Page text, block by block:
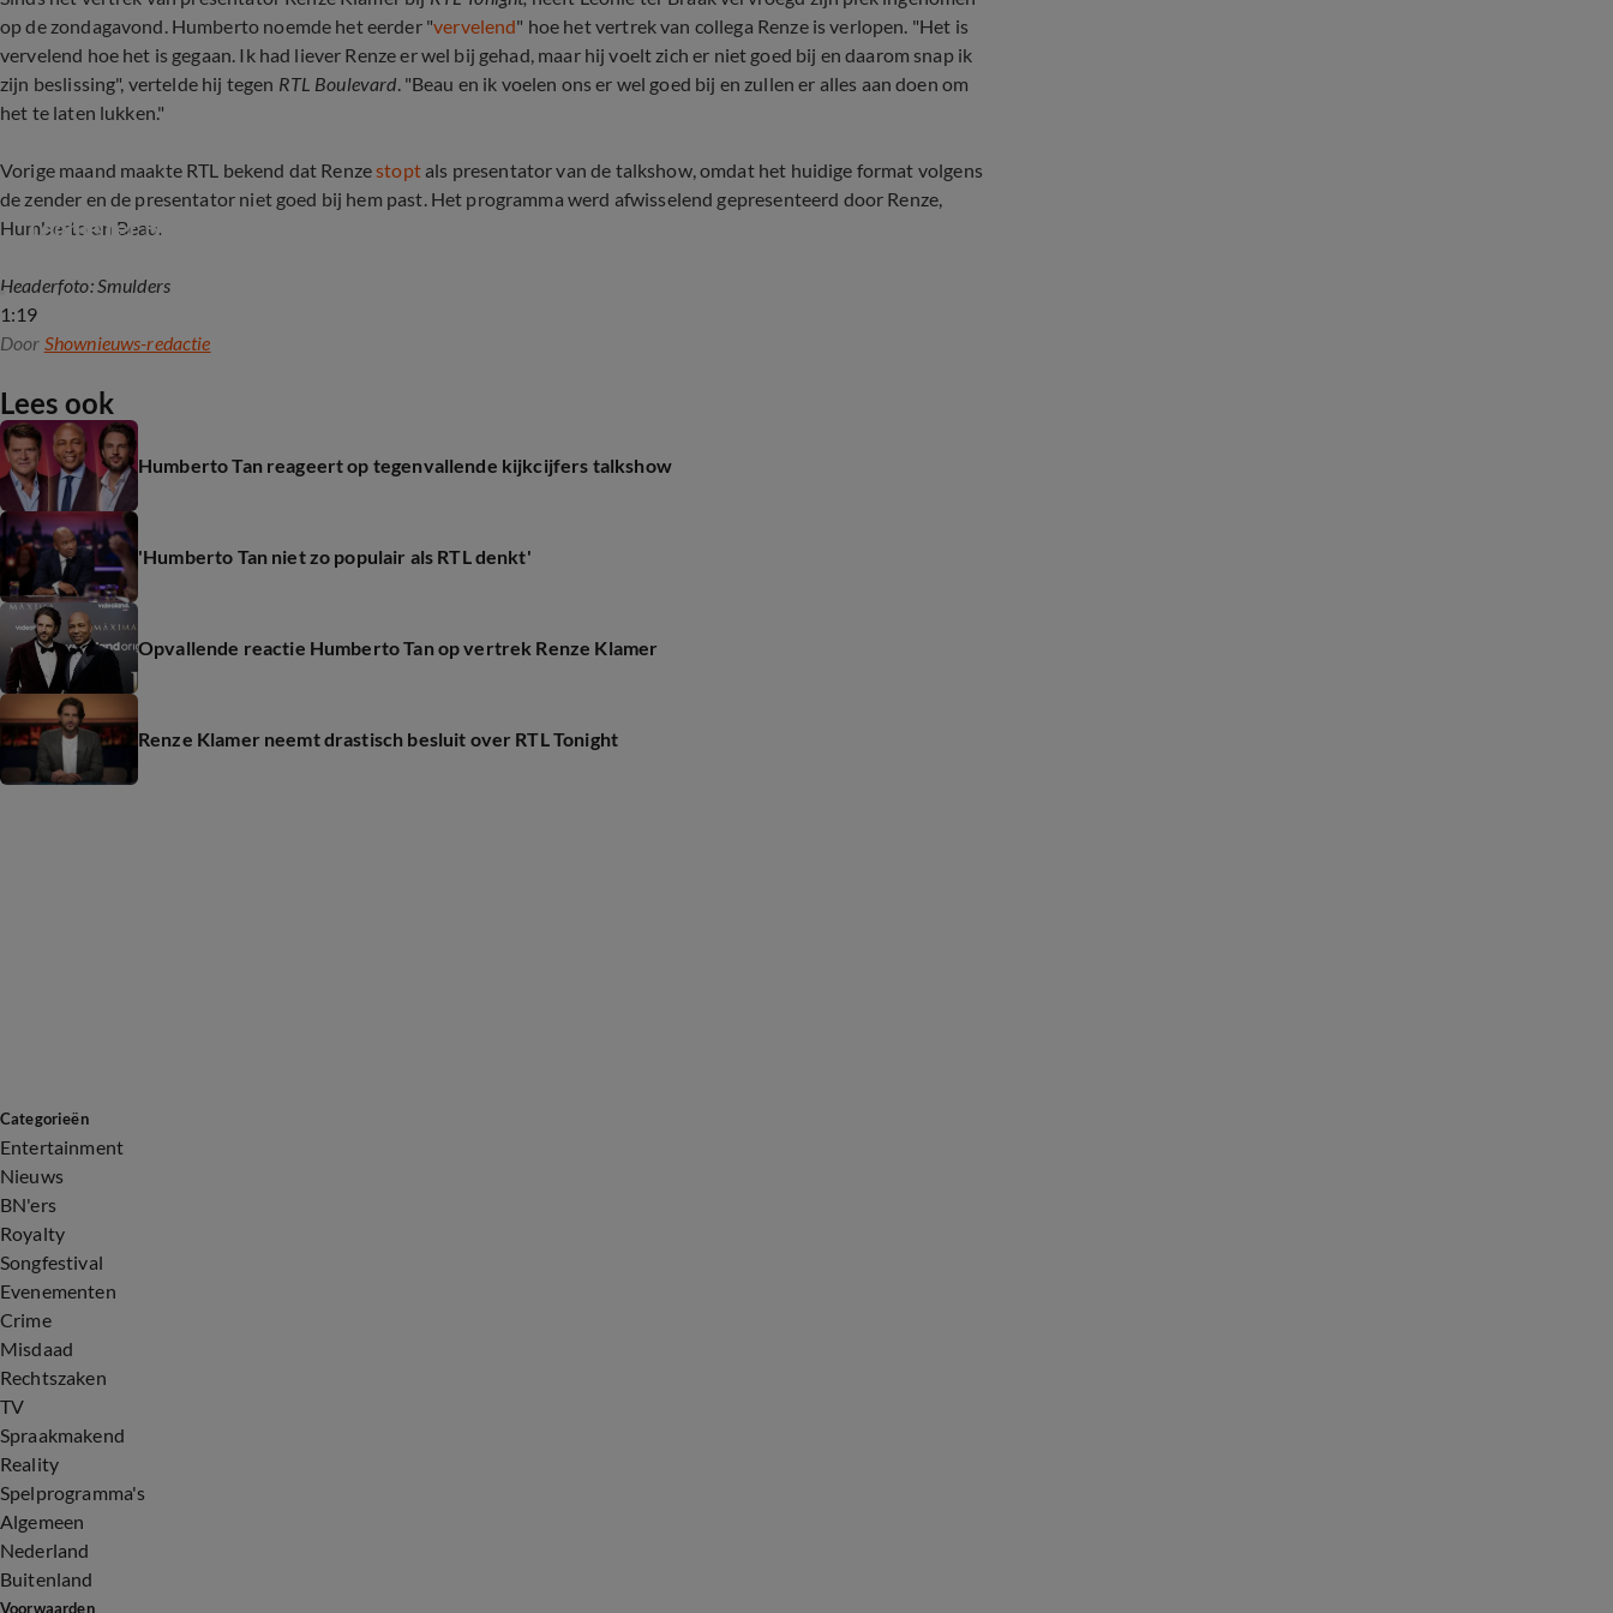
op de zondagavond. Humberto noemde het eerder "vervelend" hoe het vertrek van collega Renze is verlopen. "Het is
vervelend hoe het is gegaan. Ik had liever Renze er wel bij gehad, maar hij voelt zich er niet goed bij en daarom snap ik
zijn beslissing", vertelde hij tegen RTL Boulevard. "Beau en ik voelen ons er wel goed bij en zullen er alles aan doen om
het te laten lukken."
Vorige maand maakte RTL bekend dat Renzestopt als presentator van de talkshow, omdat het huidige format volgens
de zender en de presentator niet goed bij hem past. Het programma werd afwisselend gepresenteerd door Renze,
Humberto en Beau.
1:19
Leonie ter Braak aan de slag bij RTL Tonight
Headerfoto: Smulders
Door Shownieuws-redactie
Lees ook
Humberto Tan reageert op tegenvallende kijkcijfers talkshow
'Humberto Tan niet zo populair als RTL denkt'
Opvallende reactie Humberto Tan op vertrek Renze Klamer
Renze Klamer neemt drastisch besluit over RTL Tonight
Categorieën
Entertainment
Nieuws
BN'ers
Royalty
Songfestival
Evenementen
Crime
Misdaad
Rechtszaken
TV
Spraakmakend
Reality
Spelprogramma's
Algemeen
Nederland
Buitenland
Voorwaarden